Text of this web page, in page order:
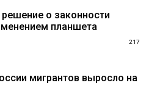
о законности
планшета
217
мигрантов выросло на